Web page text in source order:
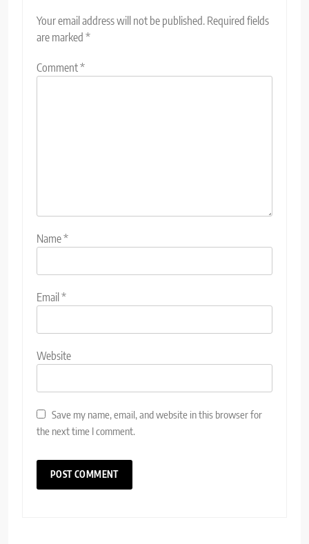
Your email address will not be published. Required fields
are marked *
Comment*
Name*
Email *
Website
Save my name, email, and website in this browser for
the next time I comment.